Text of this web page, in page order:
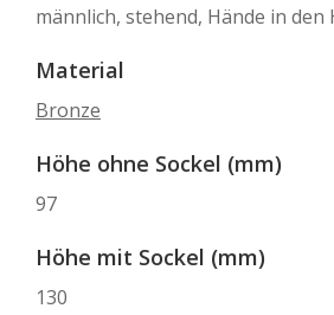
männlich, stehend, Hände in
Material
Bronze
Höhe ohne Sockel (mm)
97
Höhe mit Sockel (mm)
130